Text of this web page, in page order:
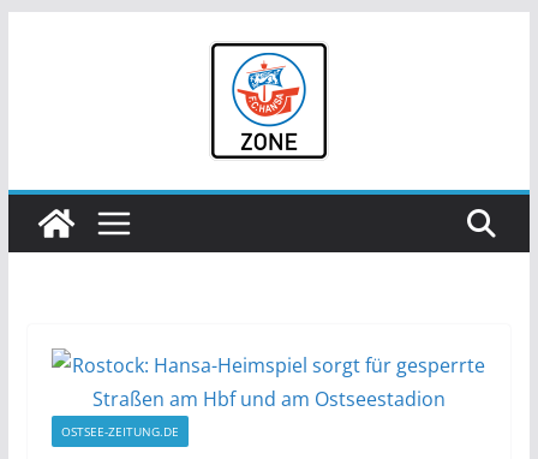
OSTSEE-ZEITUNG.DE